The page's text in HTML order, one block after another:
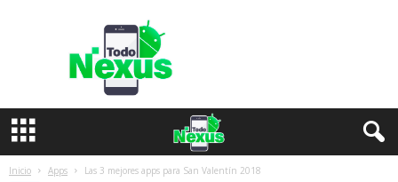
e
Inicio Apps Las 3 mejores apps para San Valentín 2018